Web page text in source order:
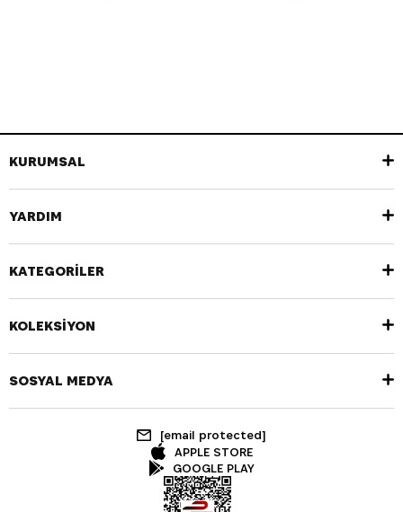
KURUMSAL
YARDIM
KATEGORİLER
KOLEKSİYON
SOSYAL MEDYA
[email protected]
APPLE STORE
GOOGLE PLAY